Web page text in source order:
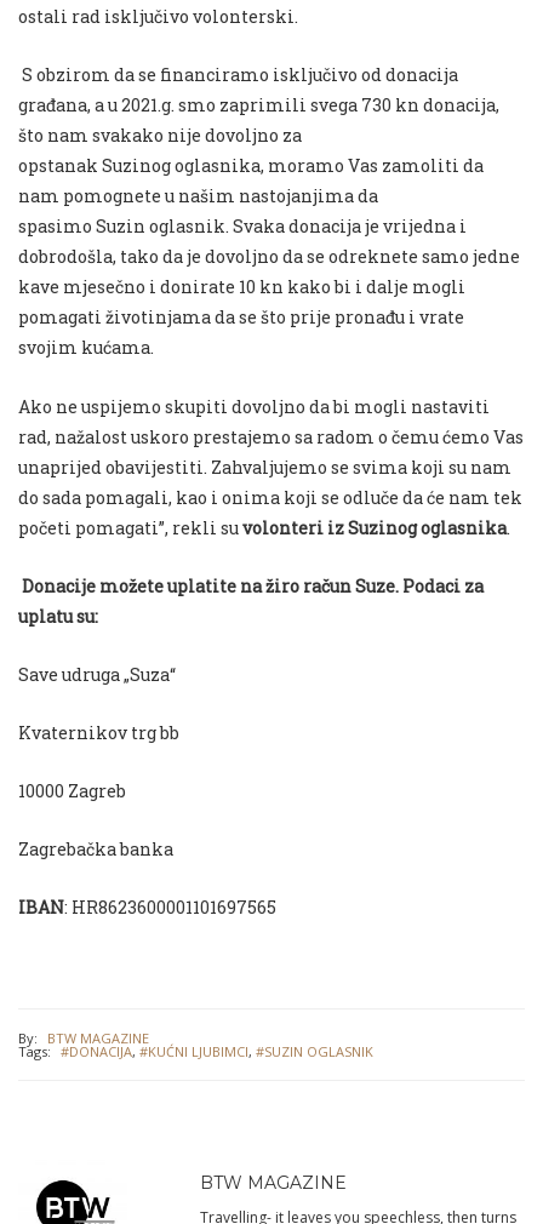
ostali rad isključivo volonterski.
S obzirom da se financiramo isključivo od donacija
građana, a u 2021.g. smo zaprimili svega 730 kn donacija,
što nam svakako nije dovoljno za
opstanak Suzinog oglasnika, moramo Vas zamoliti da
nam pomognete u našim nastojanjima da
spasimo Suzin oglasnik. Svaka donacija je vrijedna i
dobrodošla, tako da je dovoljno da se odreknete samo jedne
kave mjesečno i donirate 10 kn kako bi i dalje mogli
pomagati životinjama da se što prije pronađu i vrate
svojim kućama.
Ako ne uspijemo skupiti dovoljno da bi mogli nastaviti
rad, nažalost uskoro prestajemo sa radom o čemu ćemo Vas
unaprijed obavijestiti. Zahvaljujemo se svima koji su nam
do sada pomagali, kao i onima koji se odluče da će nam tek
početi pomagati”, rekli suvolonteri iz Suzinog oglasnika.
Donacije možete uplatite na žiro račun Suze. Podaci za
uplatu su:
Save udruga „Suza“
Kvaternikov trg bb
10000 Zagreb
Zagrebačka banka
IBAN: HR8623600001101697565
By: BTW MAGAZINE
Tags: #DONACIJA, #KUĆNI LJUBIMCI, #SUZIN OGLASNIK
BTW MAGAZINE
Travelling- it leaves you speechless, then turns